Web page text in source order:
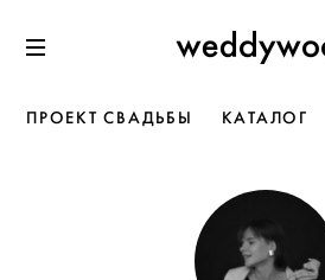
к содержанию
ПРОЕКТ СВАДЬБЫ КАТАЛОГ